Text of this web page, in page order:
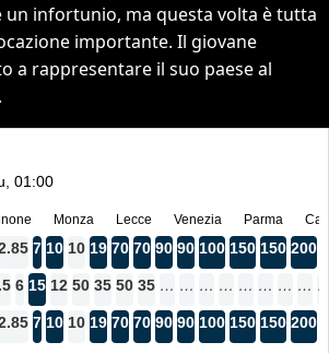
un infortunio, ma questa volta è tutta
importante. Il giovane
a rappresentare il suo paese al